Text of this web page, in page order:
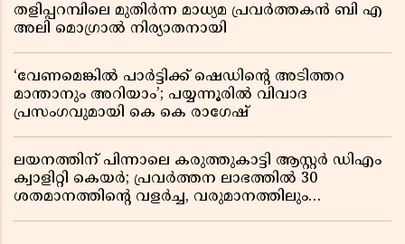
തളിപ്പറമ്പിലെ മുതിർന്ന മാധ്യമ പ്രവർത്തകൻ ബി എ
അലി മൊഗ്രാൽ നിര്യാതനായി
‘വേണമെങ്കിൽ പാർട്ടിക്ക് ഷെഡിൻ്റെ അടിത്തറ
മാന്താനും അറിയാം’; പയ്യന്നൂരിൽ വിവാദ
പ്രസംഗവുമായി കെ കെ രാഗേഷ്
ലയനത്തിന് പിന്നാലെ കരുത്തുകാട്ടി ആസ്റ്റർ ഡിഎം
ക്വാളിറ്റി കെയർ; പ്രവർത്തന ലാഭത്തിൽ 30
ശതമാനത്തിൻ്റെ വളർച്ച, വരുമാനത്തിലും